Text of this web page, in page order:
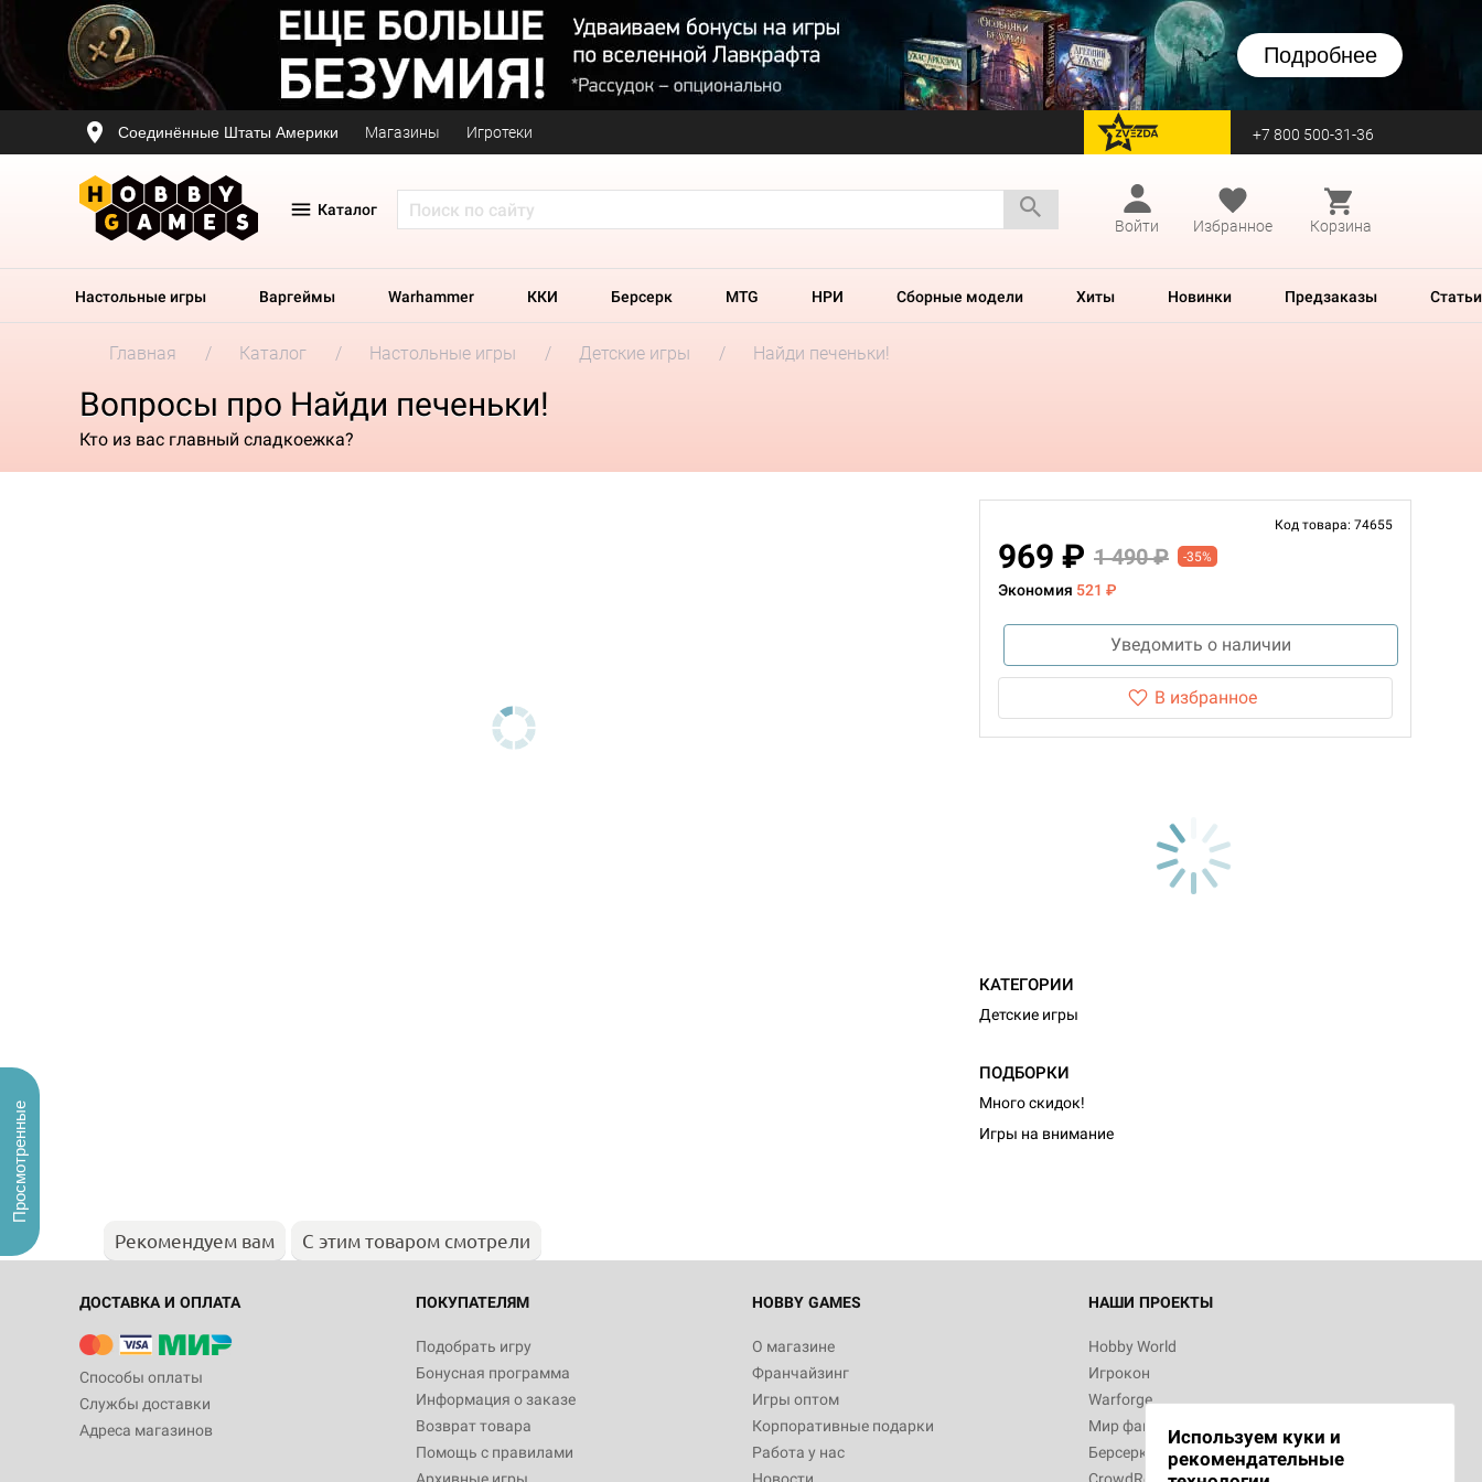
Подробнее
Соединённые Штаты Америки Магазины Игротеки перейти на Zvezda +7 800 500-31-36
Каталог
Войти
Избранное Корзина
Настольные игры Варгеймы Warhammer ККИ Берсерк MTG НРИ Сборные модели Хиты Новинки Предзаказы Статьи
Главная Каталог Настольные игры Детские игры Найди печеньки!
Вопросы про Найди печеньки!
Кто из вас главный сладкоежка?
Код товара: 74655
969 ₽ 1 490 ₽ -35%
Экономия 521 ₽
Уведомить о наличии
В избранное
КАТЕГОРИИ
Детские игры
ПОДБОРКИ
Много скидок!
Игры на внимание
Рекомендуем вам С этим товаром смотрели
ДОСТАВКА И ОПЛАТА
Способы оплаты
Службы доставки
Адреса магазинов
ПОКУПАТЕЛЯМ
Подобрать игру
Бонусная программа
Информация о заказе
Возврат товара
Помощь с правилами
HOBBY GAMES
О магазине
Франчайзинг
Игры оптом
Корпоративные подарки
Работа у нас
НАШИ ПРОЕКТЫ
Hobby World
Игрокон
Warforge
Мир фантастики
Берсерк
Используем куки и
рекомендательные
Просмотренные
Настольная игра Hobby World Журнал
"Мир фантастики. Спецвыпуск: Братья
империи: Боевая тревога
799
Настольная игра Hobby World Сумерки
империи. Четвёртая редакция: Грозовой
Рубеж
12 990